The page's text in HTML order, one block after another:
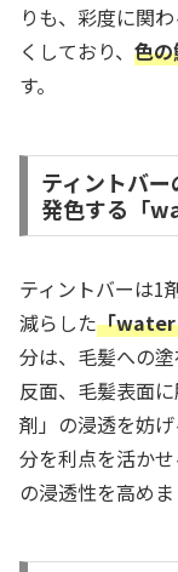
りも、彩度に関
くしており、 色
す。
ティントバ
発色する「
ティントバーは1
減らした「water
分は、毛髪への
反面、毛髪表面
剤」の浸透を妨
分を利点を活か
の浸透性を高めま